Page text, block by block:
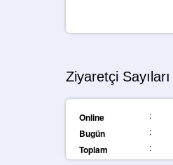
Ziyaretçi Sayıları
Online :
Bugün
:
Toplam
: